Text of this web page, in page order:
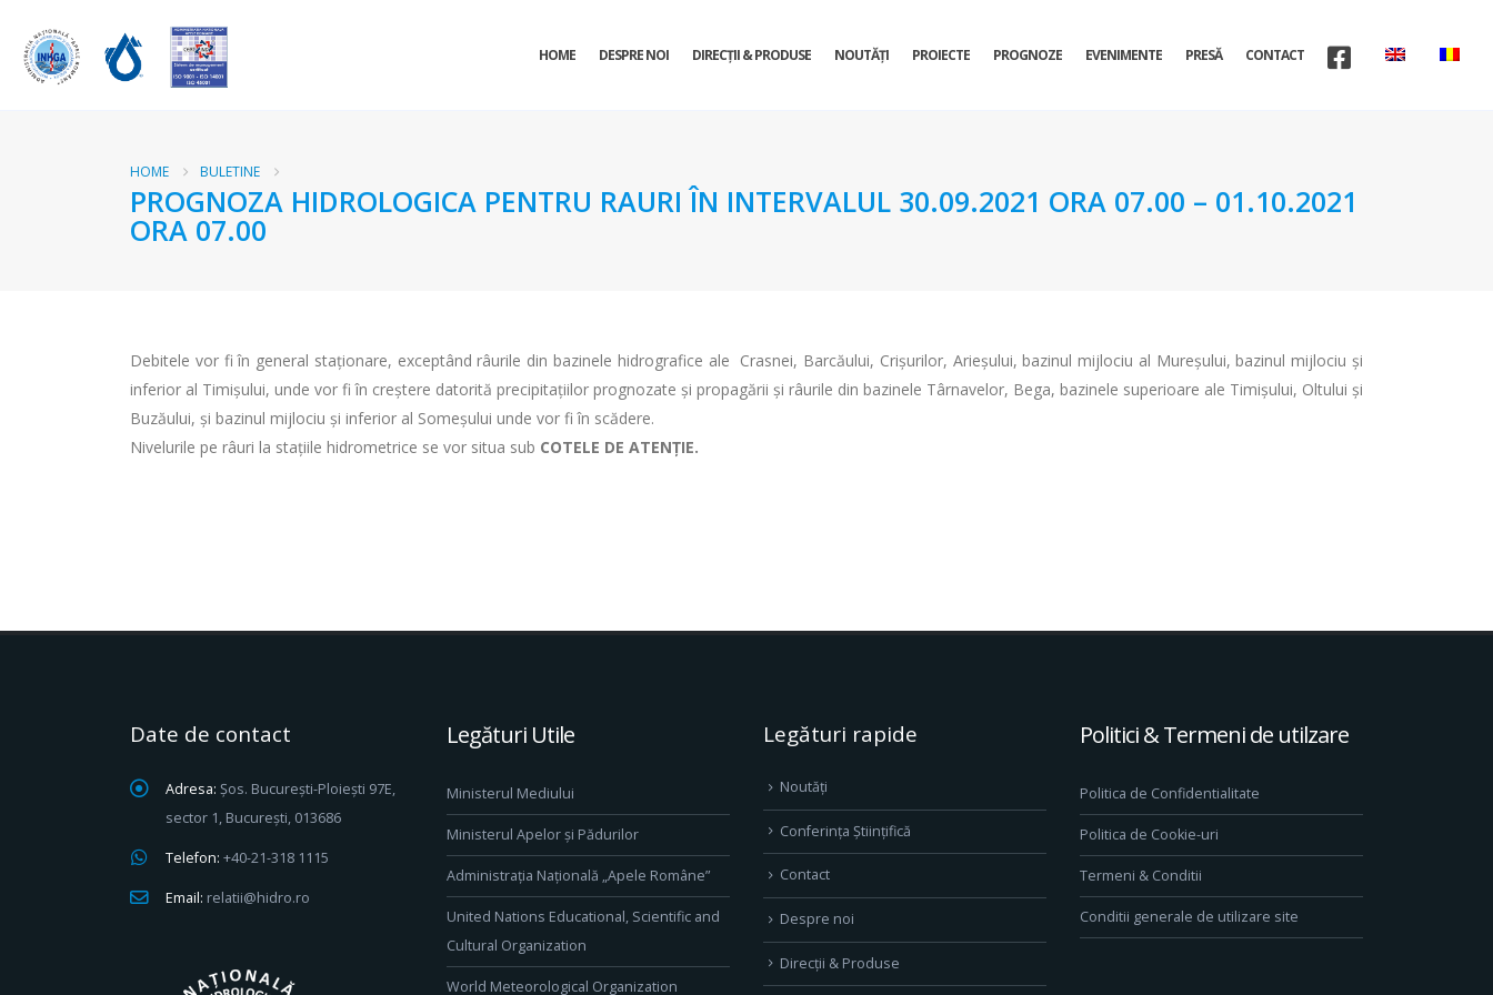
HOME DESPRE NOI DIRECŢII & PRODUSE NOUTĂȚI PROIECTE PROGNOZE EVENIMENTE PRESĂ CONTACT
HOME BULETINE
PROGNOZA HIDROLOGICA PENTRU RAURI ÎN INTERVALUL 30.09.2021 ORA 07.00 – 01.10.2021
ORA 07.00
Debitele vor fi în general staționare, exceptând râurile din bazinele hidrografice ale Crasnei, Barcăului, Crișurilor, Arieşului, bazinul mijlociu al Mureșului, bazinul mijlociu și
inferior al Timişului, unde vor fi în creştere datorită precipitațiilor prognozate şi propagării și râurile din bazinele Târnavelor, Bega, bazinele superioare ale Timișului, Oltului și
Buzăului, și bazinul mijlociu și inferior al Someșului unde vor fi în scădere.
Nivelurile pe râuri la stațiile hidrometrice se vor situa sub COTELE DE ATENȚIE.
Date de contact
Adresa: Șos. București-Ploiești 97E,
sector 1, București, 013686
Telefon: +40-21-318 1115
Email: relatii@hidro.ro
Legături Utile
Ministerul Mediului
Ministerul Apelor și Pădurilor
Administrația Națională „Apele Române”
United Nations Educational, Scientific and
Cultural Organization
World Meteorological Organization
Legături rapide
Noutăți
Conferința Științifică
Contact
Despre noi
Direcţii & Produse
Politici & Termeni de utilzare
Politica de Confidentialitate
Politica de Cookie-uri
Termeni & Conditii
Conditii generale de utilizare site